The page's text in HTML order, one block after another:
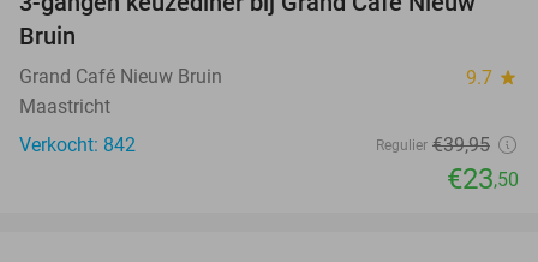
41%
Bruin
Grand Café Nieuw Bruin 9.7 star
Maastricht
Verkocht: 842
Regulier €39,95
€23,50